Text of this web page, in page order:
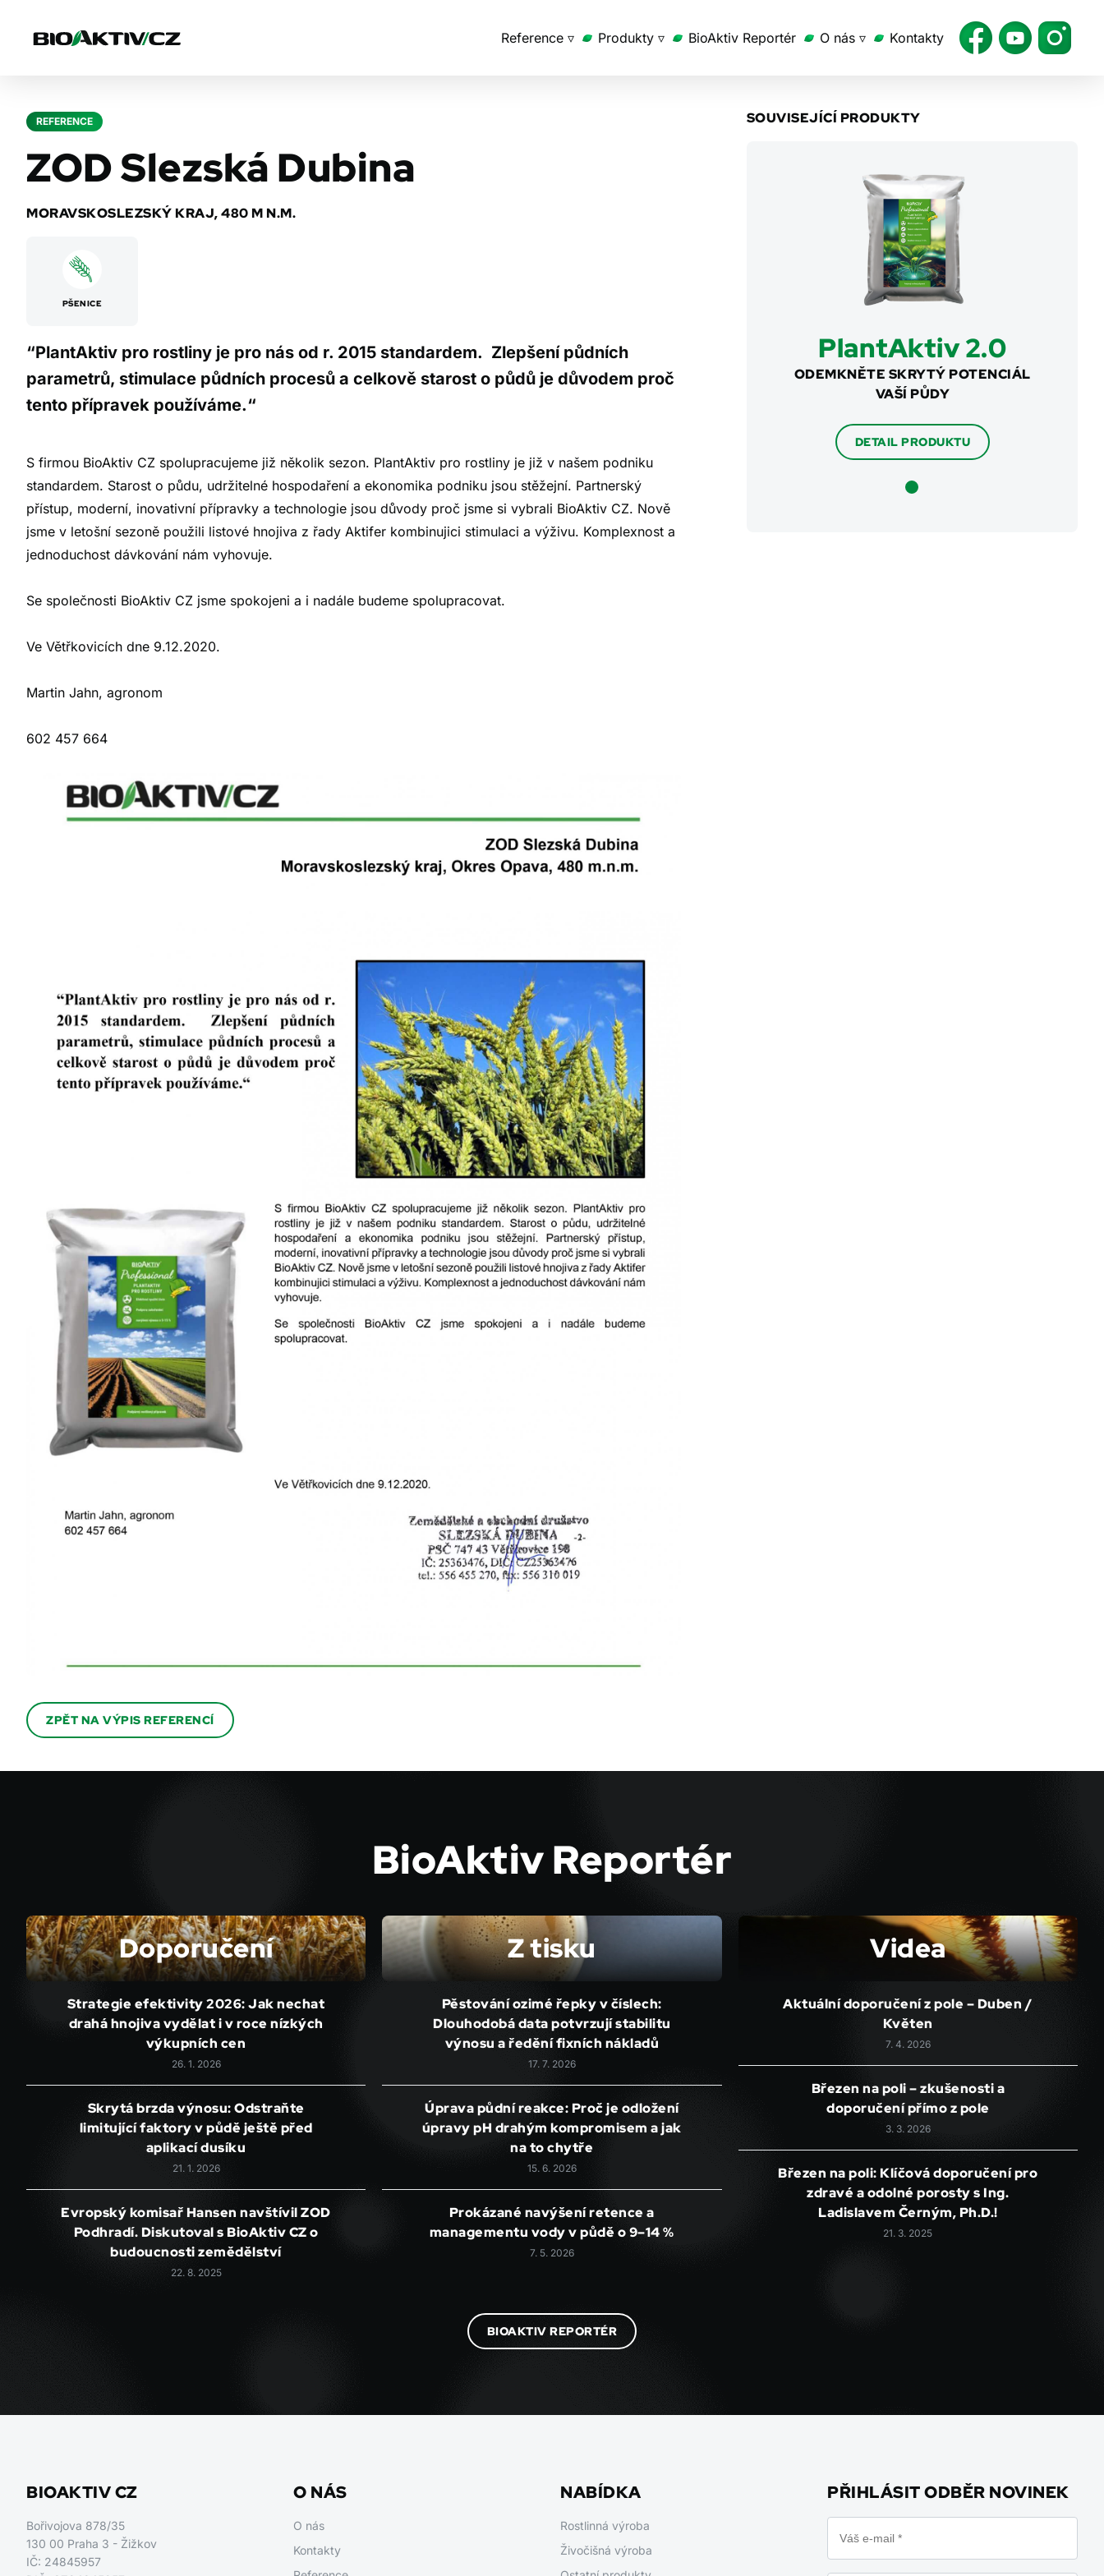
Reference ▿ Produkty ▿ BioAktiv Reportér O nás ▿ Kontakty
REFERENCE
ZOD Slezská Dubina
MORAVSKOSLEZSKÝ KRAJ, 480 M N.M.
PŠENICE
“PlantAktiv pro rostliny je pro nás od r. 2015 standardem. Zlepšení půdních
parametrů, stimulace půdních procesů a celkově starost o půdů je důvodem proč
tento přípravek používáme.“
S firmou BioAktiv CZ spolupracujeme již několik sezon. PlantAktiv pro rostliny je již v našem podniku
standardem. Starost o půdu, udržitelné hospodaření a ekonomika podniku jsou stěžejní. Partnerský
přístup, moderní, inovativní přípravky a technologie jsou důvody proč jsme si vybrali BioAktiv CZ. Nově
jsme v letošní sezoně použili listové hnojiva z řady Aktifer kombinujici stimulaci a výživu. Komplexnost a
jednoduchost dávkování nám vyhovuje.
Se společnosti BioAktiv CZ jsme spokojeni a i nadále budeme spolupracovat.
Ve Větřkovicích dne 9.12.2020.
Martin Jahn, agronom
602 457 664
ZPĚT NA VÝPIS REFERENCÍ
SOUVISEJÍCÍ PRODUKTY
PlantAktiv 2.0
ODEMKNĚTE SKRYTÝ POTENCIÁL
VAŠÍ PŮDY
DETAIL PRODUKTU
BioAktiv Reportér
Doporučení
Strategie efektivity 2026: Jak nechat
drahá hnojiva vydělat i v roce nízkých
výkupních cen
26. 1. 2026
Skrytá brzda výnosu: Odstraňte
limitující faktory v půdě ještě před
aplikací dusíku
21. 1. 2026
Evropský komisař Hansen navštívil ZOD
Podhradí. Diskutoval s BioAktiv CZ o
budoucnosti zemědělství
22. 8. 2025
Z tisku
Pěstování ozimé řepky v číslech:
Dlouhodobá data potvrzují stabilitu
výnosu a ředění fixních nákladů
17. 7. 2026
Úprava půdní reakce: Proč je odložení
úpravy pH drahým kompromisem a jak
na to chytře
15. 6. 2026
Prokázané navýšení retence a
managementu vody v půdě o 9–14 %
7. 5. 2026
Videa
Aktuální doporučení z pole – Duben /
Květen
7. 4. 2026
Březen na poli – zkušenosti a
doporučení přímo z pole
3. 3. 2026
Březen na poli: Klíčová doporučení pro
zdravé a odolné porosty s Ing.
Ladislavem Černým, Ph.D.!
21. 3. 2025
BIOAKTIV REPORTÉR
BIOAKTIV CZ
Bořivojova 878/35
130 00 Praha 3 - Žižkov
IČ: 24845957
O NÁS
O nás
Kontakty
NABÍDKA
Rostlinná výroba
Živočišná výroba
PŘIHLÁSIT ODBĚR NOVINEK